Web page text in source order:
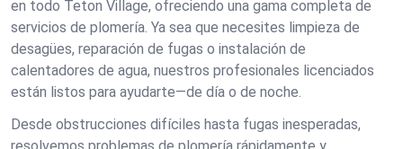
en todo Teton Village, ofreciendo una gama completa de
servicios de plomería. Ya sea que necesites limpieza de
desagües, reparación de fugas o instalación de
calentadores de agua, nuestros profesionales licenciados
están listos para ayudarte—de día o de noche.
Desde obstrucciones difíciles hasta fugas inesperadas,